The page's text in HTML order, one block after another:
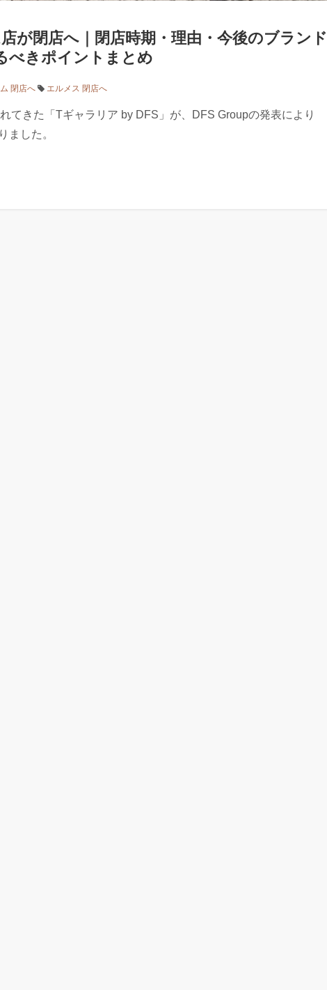
が閉店へ｜閉店時期・理由・今後のブランド
べきポイントまとめ
閉店へ エルメス 閉店へ
てきた「Tギャラリア by DFS」が、DFS Groupの発表により
ました。